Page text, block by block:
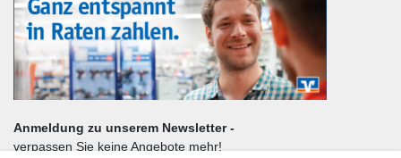
Anmeldung zu unserem Newsletter -
verpassen Sie keine Angebote mehr!